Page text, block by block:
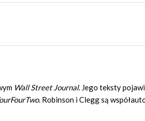
Wall Street Journal. Jego teksty
. Robinson i Clegg są